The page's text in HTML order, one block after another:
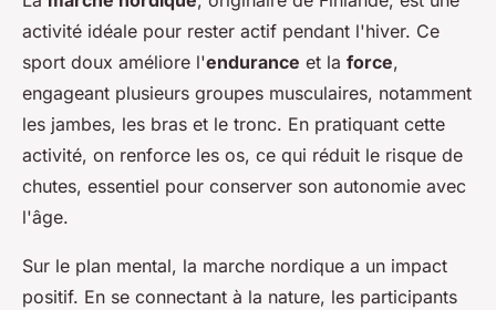
activité idéale pour rester actif pendant l'hiver. Ce
sport doux améliore l'endurance et la force,
engageant plusieurs groupes musculaires, notamment
les jambes, les bras et le tronc. En pratiquant cette
activité, on renforce les os, ce qui réduit le risque de
chutes, essentiel pour conserver son autonomie avec
l'âge.
Sur le plan mental, la marche nordique a un impact
positif. En se connectant à la nature, les participants